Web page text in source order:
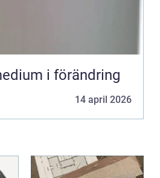
i förändring
14 april 2026